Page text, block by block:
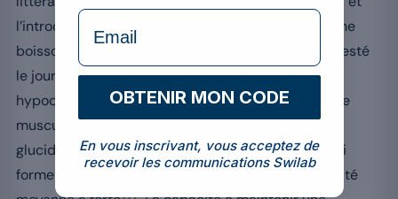
l’introduction d’un nouvel aliment, d’une barre, d’une
boisson énergétique ou d’un complément jamais testé
le jour de la compétition. Les régimes détox
hypocaloriques épuisent les réserves de glycogène
musculaire constituées par la consommation de
glucides complexes (pâtes, riz, pain, féculents), qui
forment le carburant principal des efforts d’intensité
[7]
formulaire Email
OBTENIR MON CODE
En vous inscrivant, vous acceptez de
recevoir les communications Swilab